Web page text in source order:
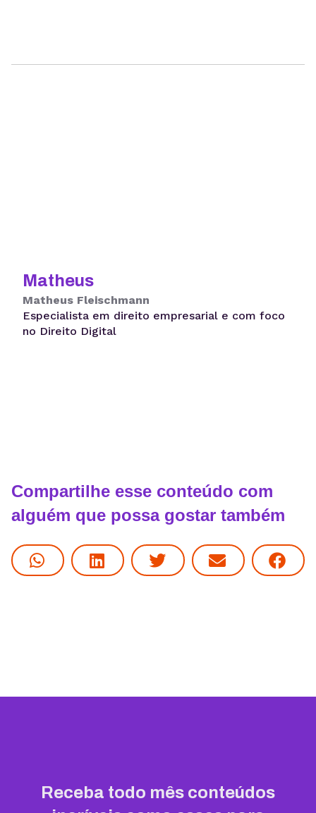
Matheus
Matheus Fleischmann
Especialista em direito empresarial e com foco
no Direito Digital
Compartilhe esse conteúdo com
alguém que possa gostar também
Receba todo mês conteúdos